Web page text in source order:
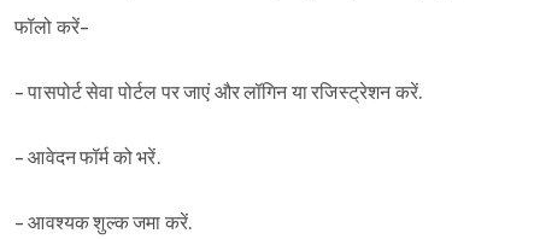
फॉलो करें-
- पासपोर्ट सेवा पोर्टल पर जाएं और लॉगिन या रजिस्ट्रेशन करें.
- आवेदन फॉर्म को भरें.
- आवश्यक शुल्क जमा करें.